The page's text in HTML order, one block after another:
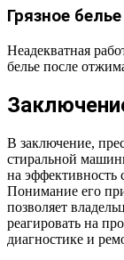
Грязное белье
Неадекватная
белье после
В заключение,
стиральной
на эффективность
Понимание его
позволяет
реагировать на
диагностике и